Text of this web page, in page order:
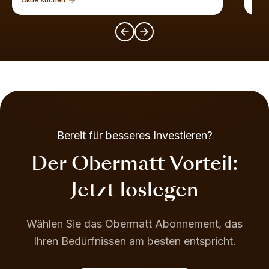
Bereit für besseres Investieren?
Der Obermatt Vorteil:
Jetzt loslegen
Wählen Sie das Obermatt Abonnement, das
Ihren Bedürfnissen am besten entspricht.